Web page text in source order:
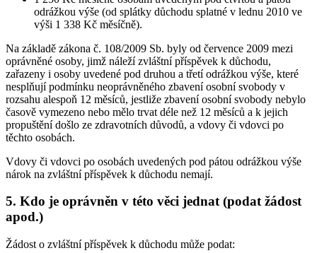
odrážkou výše (od splátky důchodu splatné v lednu 2010 ve
výši 1 338 Kč měsíčně).
Na základě zákona č. 108/2009 Sb. byly od července 2009 mezi
oprávněné osoby, jimž náleží zvláštní příspěvek k důchodu,
zařazeny i osoby uvedené pod druhou a třetí odrážkou výše, které
nesplňují podmínku neoprávněného zbavení osobní svobody v
rozsahu alespoň 12 měsíců, jestliže zbavení osobní svobody nebylo
časově vymezeno nebo mělo trvat déle než 12 měsíců a k jejich
propuštění došlo ze zdravotních důvodů, a vdovy či vdovci po
těchto osobách.
Vdovy či vdovci po osobách uvedených pod pátou odrážkou výše
nárok na zvláštní příspěvek k důchodu nemají.
5. Kdo je oprávněn v této věci jednat (podat žádost
apod.)
Žádost o zvláštní příspěvek k důchodu může podat: